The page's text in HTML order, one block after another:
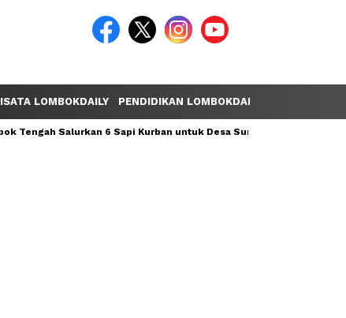
LOMBOKDAILY PENDIDIKAN LOMBOKDAILY
Tengah Salurkan 6 Sapi Kurban untuk Desa Sumber Mata Air